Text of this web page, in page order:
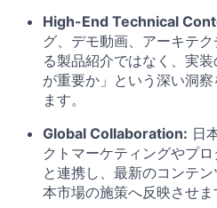
High-End Technical
グ、デモ動画、アーキテ
る製品紹介ではなく、実
が重要か」という深い洞
ます。
Global Collaboration: 日
クトマーケティングやプ
と連携し、最新のコンテ
本市場の施策へ反映させま